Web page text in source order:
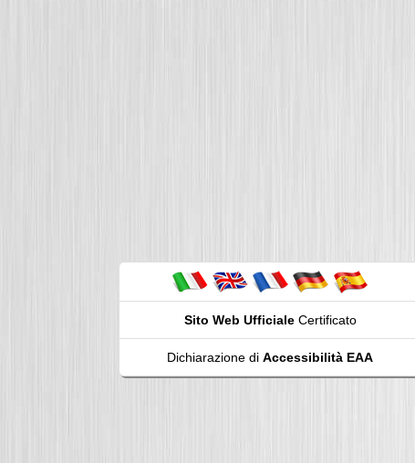
Sito Web UfficialeCertificato
Dichiarazione di Accessibilità EAA